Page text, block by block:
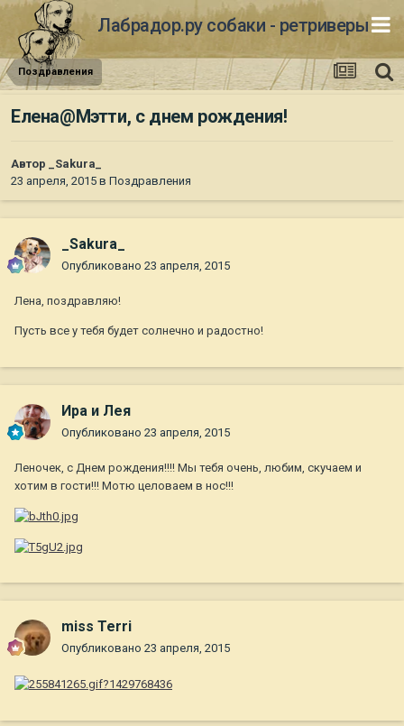
Лабрадор.ру собаки - ретриверы
Поздравления
Елена@Мэтти, с днем рождения!
Автор _Sakura_
23 апреля, 2015 в Поздравления
_Sakura_
Опубликовано 23 апреля, 2015
Лена, поздравляю!
Пусть все у тебя будет солнечно и радостно!
Ира и Лея
Опубликовано 23 апреля, 2015
Леночек, с Днем рождения!!!! Мы тебя очень, любим, скучаем и
хотим в гости!!! Мотю целоваем в нос!!!
miss Terri
Опубликовано 23 апреля, 2015